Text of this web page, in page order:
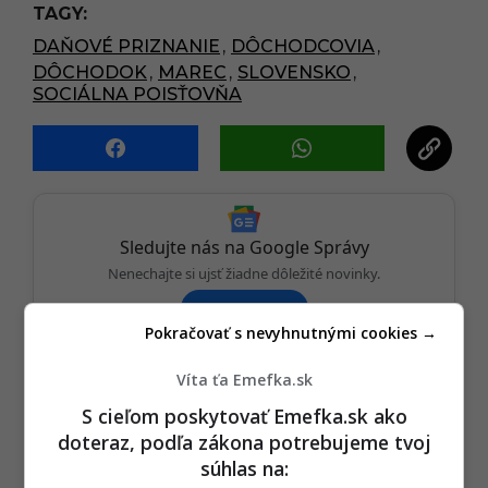
a
g
i
n
t
TAGY:
DAŇOVÉ PRIZNANIE , DÔCHODCOVIA,
DÔCHODOK, MAREC , SLOVENSKO ,
SOCIÁLNA POISŤOVŇA
Sledujte nás na Google Správy
Nenechajte si ujsť žiadne dôležité novinky.
☆Sledovať
Víta ťa Emefka.sk
S cieľom poskytovať Emefka.sk ako
doteraz, podľa zákona potrebujeme tvoj
súhlas na:
Pokračovať s nevyhnutnými cookies →